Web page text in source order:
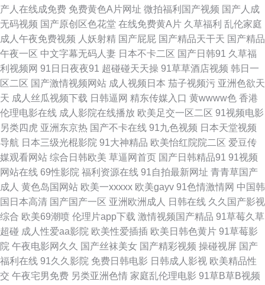
撸 户外露出在线观看 日逼的视频 在线成人福利av 97超碰福利 国产欧美日韩
性爱 91啦中文 97超碰资源 97色色资源总站 91足交 欧洲肥婆a级网站 传媒
福利电影 日本女人逼 成人黄色av影视 韩国AV中国网站 老湿影院x一分钟 韩
国无吗AV www很很插 成人日韩亚洲欧美 成人高清无码 豆花免费AV 99有精
品 亚洲欧洲狠狠肏 国产TS人妖另类 探花女上位 97v传媒 亚洲老湿机 97麻豆
传媒国产 在线免费毛片基地 51精品视频 伦理资源站av 三级文学天堂 香蕉伊
擦擦449 国产熟女肏屄视频 99热超碰 在线看av网址 后入综合网 精品在线视
频91 日韩国无码 欧美孕妇性爱 91人人视频 超碰97操操操 福利社免费视频
91老熟女视频 av大香蕉久久 天堂素人 黑丝操av 午夜诱惑网站 老熟女精品视
频1 99re超碰 国产肛交在线 黑丝AV网 黄色91app 美女抠逼 微拍福利92 九
产人在线成免费 免费黄色A片网址 微拍福利国产视频 国产人成
无码视频 国产原创区色花堂 在线免费黄A片 久草福利 乱伦家庭
成人午夜免费视频 人妖射精 国产屁屁 国产精品天干天 国产精品
午夜一区 中文字幕无码人妻 日本不卡二区 国产日韩91 久草福
利视频网 91日日夜夜91 超碰碰天天操 91草草酒店视频 韩日一
区二区 国产激情视频网站 成人视频日本 茄子视频污 亚洲色欲天
天 成人丝瓜视频下载 日韩逼网 精东传媒入口 黄wwww色 香港
伦理电影在线 成人影院在线播放 欧美足交一区二区 91视频电影
另类四虎 亚洲东京热 国产不卡在线 91九色视频 日本天堂视频
导航 日本三级光棍影院 91大神精品 欧美怡红院院二区 爱豆传
媒观看网站 综合日韩欧美 草逼网首页 国产日韩精品91 91视频
网站在线 69性影院 福利资源在线 91自拍最新网址 青青草国产
成人 黄色岛国网站 欧美一xxxxx 欧美gayv 91色情激情网 中国韩
国日本高清 国产国产一区 亚洲欧洲成人 日韩在线 久久国产影视
综合 欧美69潮喷 伦理片app下载 激情视频国产精品 91草莓久草
超碰 成人性爱aa影院 欧美性爱插插 欧美日韩色黄片 91草莓影
院 午夜电影网久久 国产丝袜美女 国产精彩视频 操碰视屏 国产
福利在线 91久久影院 免费日韩电影 日韩成人影视 欧美精品性
交 午夜宅男免费 另类亚洲色情 家庭乱伦理电影 91草B草B视频